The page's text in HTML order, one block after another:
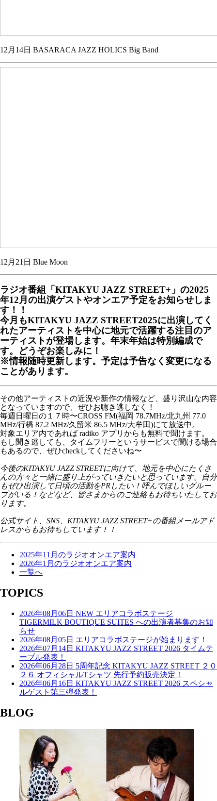
12月14日 BASARACA JAZZ HOLICS Big Band
12月21日 Blue Moon
ラジオ番組「KITAKYU JAZZ STREET+」の2025
年12月の出演ゲストやオンエア予定をお知らせしま
す！！
今月もKITAKYU JAZZ STREET2025に出演してく
れたアーティストを中心に地元で活躍する注目のア
ーティストが登場します。年末年始は特別編成で
す。どうぞお楽しみに！
※情報随時更新します。予定は予告なく変更になる
ことがあります。
その他アーティストの近況や新作の情報など、盛り沢山な内容
となっていますので、ぜひお聴き逃しなく！
毎週日曜日の１７時〜CROSS FM(福岡 78.7MHz/北九州 77.0
MHz/行橋 87.2 MHz/久留米 86.5 MHz/大牟田)にて放送中。
対象エリア内であれば radiko アプリからも無料で聞けます。
もし聞き逃しても、タイムフリーというサービスで聞ける場合
もあるので、ぜひcheckしてくださいね〜
今後のKITAKYU JAZZ STREETに向けて、地元を中心にたくさ
んの方々と一緒に盛り上がっていきたいと思っています。自分
もぜひ出演して日頃の活動をPRしたい！呼んでほしいグルー
プがいる！などなど、皆さまからのご連絡もお待ちいたしてお
ります。
公式サイト、SNS、KITAKYU JAZZ STREET+の番組メールアド
レスからもお待ちしています！！
2025年11月のラジオオンエア案内
2026年1月のラジオオンエア案内
一覧へ
TOPICS
2026年08月06日 NEW エリアコラボステージ
TIGERMILK BOUTIQUE SUITES への出演者募集のお知
らせ
2026年08月05日 エリアコラボステージが始まります！
2026年07月14日 KITAKYU JAZZ STREET 2026 タイムテ
ーブル発表！
2026年06月28日 5周年記念 KITAKYU JAZZ STREET ２０
２６ オフィシャルTシャツ 先行予約販売決定！
2026年06月16日 KITAKYU JAZZ STREET 2026 スペシャ
ルゲスト第三弾発表！
BLOG